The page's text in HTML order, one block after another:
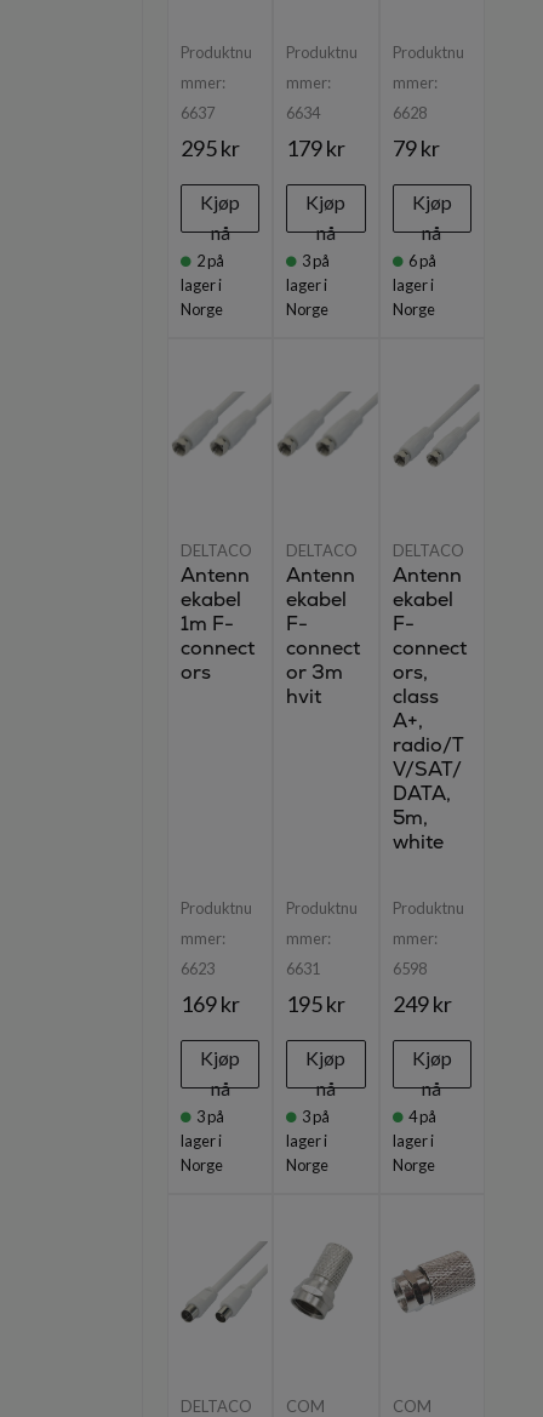
Produktnu
mmer:
6637
295 kr
Kjøp
nå
2på
lager i
Norge
Produktnu
mmer:
6634
179 kr
Kjøp
nå
3på
lager i
Norge
Produktnu
mmer:
6628
79 kr
Kjøp
nå
6 på
lager i
Norge
DELTACO
Antenn
ekabel
1m F-
connect
ors
Produktnu
mmer:
6623
169 kr
Kjøp
nå
3på
lager i
Norge
DELTACO
Antenn
ekabel
F-
connect
or 3m
hvit
Produktnu
mmer:
6631
195 kr
Kjøp
nå
3på
lager i
Norge
DELTACO
Antenn
ekabel
F-
connect
ors,
class
A+,
radio/T
V/SAT/
DATA,
5m,
white
Produktnu
mmer:
6598
249 kr
Kjøp
nå
4 på
lager i
Norge
DELTACO COM COM